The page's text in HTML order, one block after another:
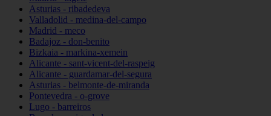
Asturias - ribadedeva
Valladolid - medina-del-campo
Madrid - meco
Badajoz - don-benito
Bizkaia - markina-xemein
Alicante - sant-vicent-del-raspeig
Alicante - guardamar-del-segura
Asturias - belmonte-de-miranda
Pontevedra - o-grove
Lugo - barreiros